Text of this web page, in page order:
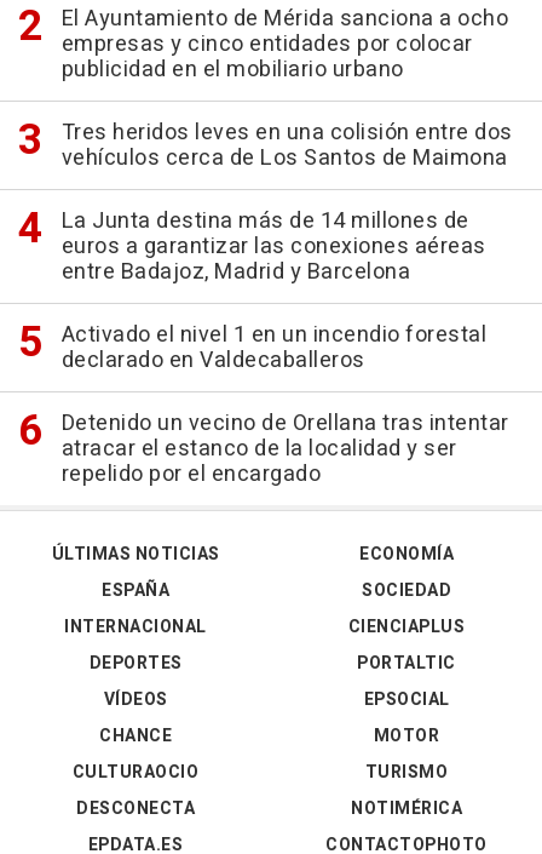
El Ayuntamiento de Mérida sanciona a ocho
empresas y cinco entidades por colocar
publicidad en el mobiliario urbano
Tres heridos leves en una colisión entre dos
vehículos cerca de Los Santos de Maimona
La Junta destina más de 14 millones de
euros a garantizar las conexiones aéreas
entre Badajoz, Madrid y Barcelona
Activado el nivel 1 en un incendio forestal
declarado en Valdecaballeros
Detenido un vecino de Orellana tras intentar
atracar el estanco de la localidad y ser
repelido por el encargado
ÚLTIMAS NOTICIAS
ESPAÑA
INTERNACIONAL
DEPORTES
VÍDEOS
ECONOMÍA
SOCIEDAD
CIENCIAPLUS
PORTALTIC
EPSOCIAL
CHANCE
CULTURAOCIO
DESCONECTA
EPDATA.ES
MOTOR
TURISMO
NOTIMÉRICA
CONTACTOPHOTO